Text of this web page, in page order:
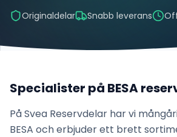
Originaldelar Snabb leverans
Specialister på BESA
På Svea Reservdelar har vi
BESA och erbjuder ett brett